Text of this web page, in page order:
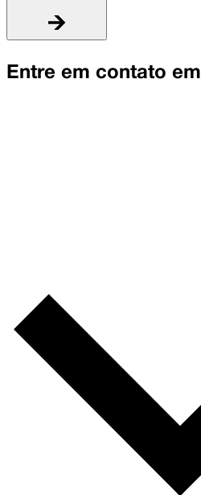
Entre em contato em